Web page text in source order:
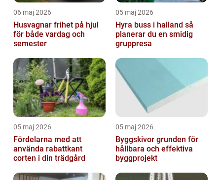
06 maj 2026
Husvagnar frihet på hjul
för både vardag och
semester
05 maj 2026
Hyra buss i halland så
planerar du en smidig
gruppresa
05 maj 2026
Fördelarna med att
använda rabattkant
corten i din trädgård
05 maj 2026
Byggskivor grunden för
hållbara och effektiva
byggprojekt